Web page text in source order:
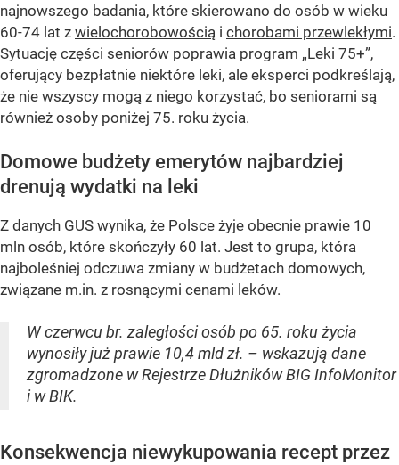
najnowszego badania, które skierowano do osób w wieku
60-74 lat z wielochorobowością i chorobami przewlekłymi.
Sytuację części seniorów poprawia program „Leki 75+”,
oferujący bezpłatnie niektóre leki, ale eksperci podkreślają,
że nie wszyscy mogą z niego korzystać, bo seniorami są
również osoby poniżej 75. roku życia.
Domowe budżety emerytów najbardziej
drenują wydatki na leki
Z danych GUS wynika, że Polsce żyje obecnie prawie 10
mln osób, które skończyły 60 lat. Jest to grupa, która
najboleśniej odczuwa zmiany w budżetach domowych,
związane m.in. z rosnącymi cenami leków.
W czerwcu br. zaległości osób po 65. roku życia
wynosiły już prawie 10,4 mld zł. – wskazują dane
zgromadzone w Rejestrze Dłużników BIG InfoMonitor
i w BIK.
Konsekwencja niewykupowania recept przez